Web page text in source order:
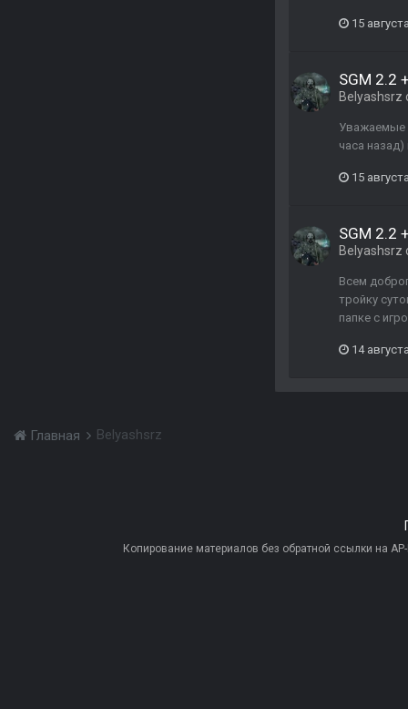
15
SGM 2.2
Belyashsrz
Уважаемые
часа
15
SGM 2.2
Belyashsrz
Всем
тройку
папке с
14
Главная Belyashsrz
Копирование материалов без обратной ссылки на